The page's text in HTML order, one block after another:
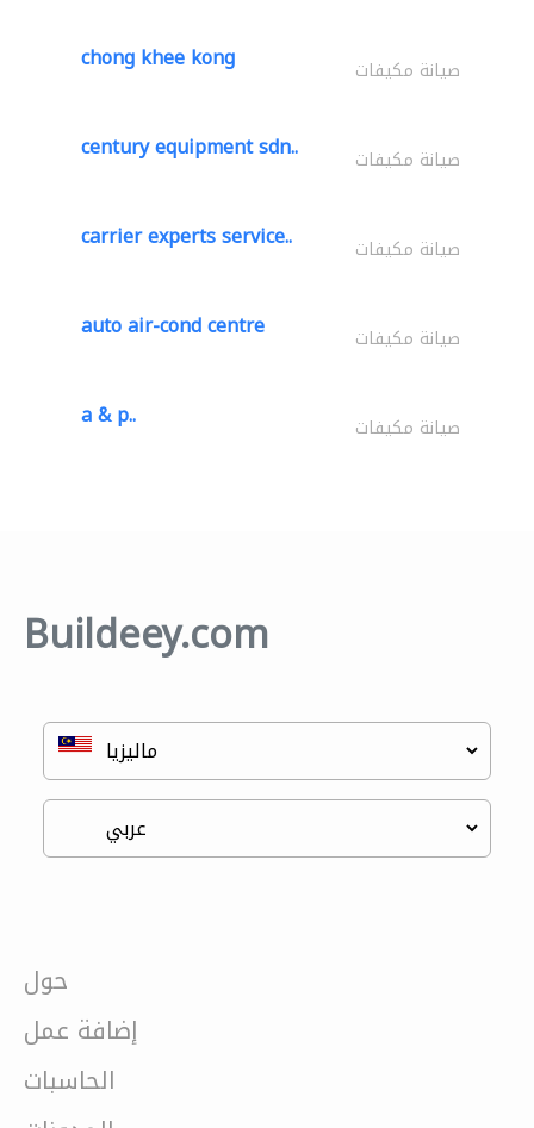
chong khee kong صيانة مكيفات
century equipment sdn.. صيانة مكيفات
carrier experts service.. صيانة مكيفات
auto air-cond centre صيانة مكيفات
a & p.. صيانة مكيفات
Buildeey.com
حول
إضافة عمل
الحاسبات